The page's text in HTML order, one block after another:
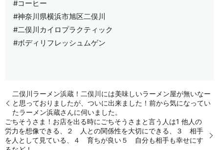
#コーヒー
#神奈川県横浜市旭区二俣川
#二俣川カイロプラクティック
#ボディリフレッシュムゲン
二俣川ラーメン浜蔵！二俣川には美味しいラーメン屋が無いなー
と思っておりましたが、ついに出来ました！前から気になってい
たラーメン浜蔵さんに伺いました。
ごちそうさま！お店を出る時にごちそうさまと言う人は1 他人の
労力を想像できる、２ 人との関係性を大切にできる、３ 相手
を人として見ている、４ 育ちが良い５ 自分も相手も幸せにす